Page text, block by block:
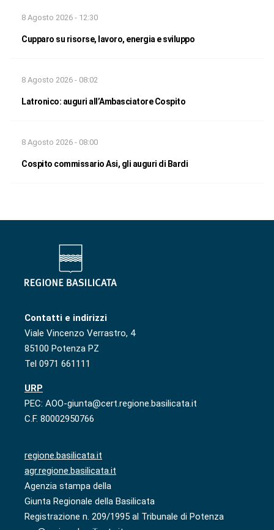
8 Agosto 2026 - 12:30
Cupparo su risorse, lavoro, energia e sviluppo
8 Agosto 2026 - 08:02
Latronico: auguri all’Ambasciatore Cospito
8 Agosto 2026 - 08:00
Cospito commissario Asi, gli auguri di Bardi
Contatti e indirizzi
Viale Vincenzo Verrastro, 4
85100 Potenza PZ
Tel 0971 661111
URP
PEC: AOO-giunta@cert.regione.basilicata.it
C.F. 80002950766
regione.basilicata.it
agr.regione.basilicata.it
Agenzia stampa della
Giunta Regionale della Basilicata
Registrazione n. 209/1995 al Tribunale di Potenza